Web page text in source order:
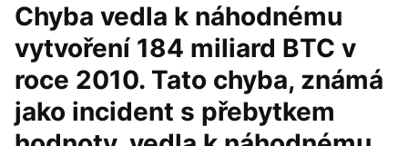
Chyba vedla k náhodnému
vytvoření 184 miliard BTC v
roce 2010. Tato chyba, známá
jako incident s přebytkem